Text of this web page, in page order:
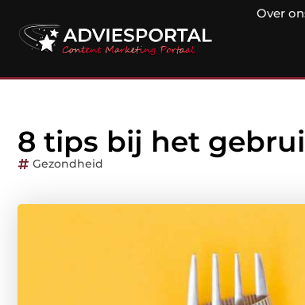
Over
8 tips bij het
Gezondheid